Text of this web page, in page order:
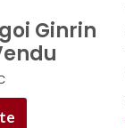
Ginrin